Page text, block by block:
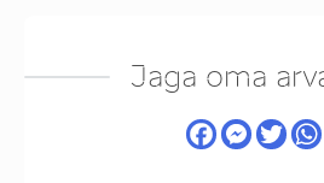
Jaga oma